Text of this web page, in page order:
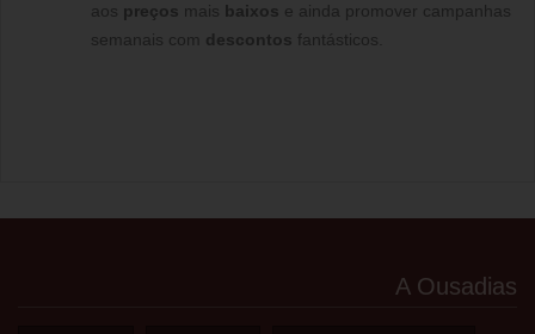
aos preços mais baixos e ainda promover campanhas
semanais com descontos fantásticos.
A Ousadias